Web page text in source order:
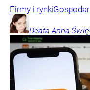
Firmy i rynki
Beata Anna